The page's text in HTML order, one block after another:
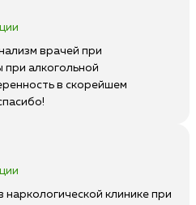
врачей при
при алкогольной
в скорейшем
наркологической клинике при